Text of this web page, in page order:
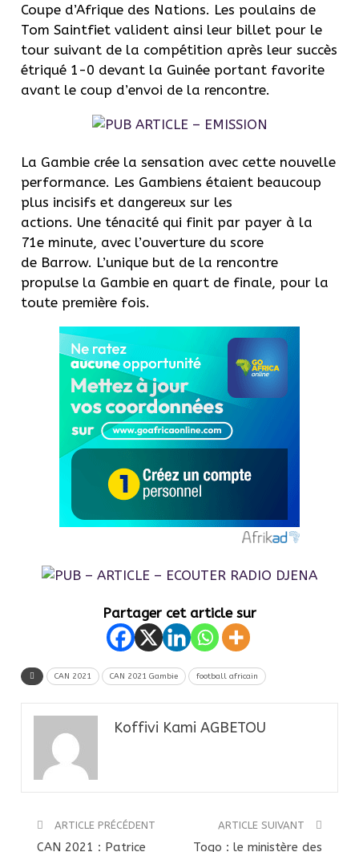
Coupe d’Afrique des Nations. Les poulains de
Tom Saintfiet valident ainsi leur billet pour le
tour suivant de la compétition après leur succès
étriqué 1-0 devant la Guinée portant favorite
avant le coup d’envoi de la rencontre.
La Gambie crée la sensation avec cette nouvelle
performance. Les Gambiens étaient beaucoup
plus incisifs et dangereux sur les
actions. Une ténacité qui finit par payer à la
71e minute, avec l’ouverture du score
de Barrow. L’unique but de la rencontre
propulse la Gambie en quart de finale, pour la
toute première fois.
Partager cet article sur
CAN 2021 CAN 2021 Gambie football africain
Koffivi Kami AGBETOU
ARTICLE PRÉCÉDENT
CAN 2021 : Patrice
ARTICLE SUIVANT
Togo : le ministère des